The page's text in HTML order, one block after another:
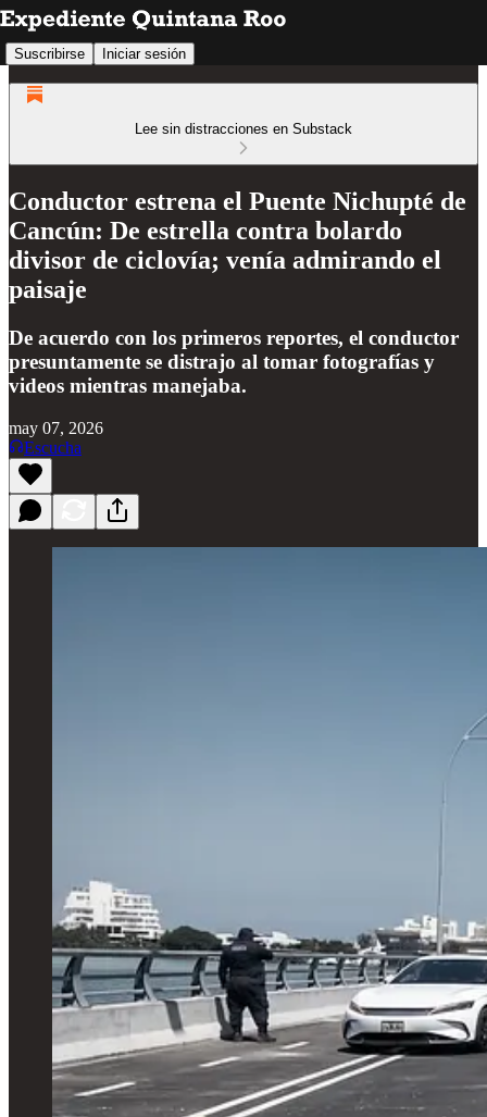
Suscribirse Iniciar sesión
Lee sin distracciones en Substack
Conductor estrena el Puente Nichupté de
Cancún: De estrella contra bolardo
divisor de ciclovía; venía admirando el
paisaje
De acuerdo con los primeros reportes, el conductor
presuntamente se distrajo al tomar fotografías y
videos mientras manejaba.
may 07, 2026
Escucha